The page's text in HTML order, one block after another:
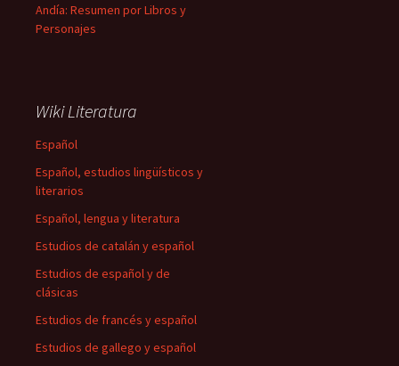
Andía: Resumen por Libros y
Personajes
Wiki Literatura
Español
Español, estudios lingüísticos y
literarios
Español, lengua y literatura
Estudios de catalán y español
Estudios de español y de
clásicas
Estudios de francés y español
Estudios de gallego y español